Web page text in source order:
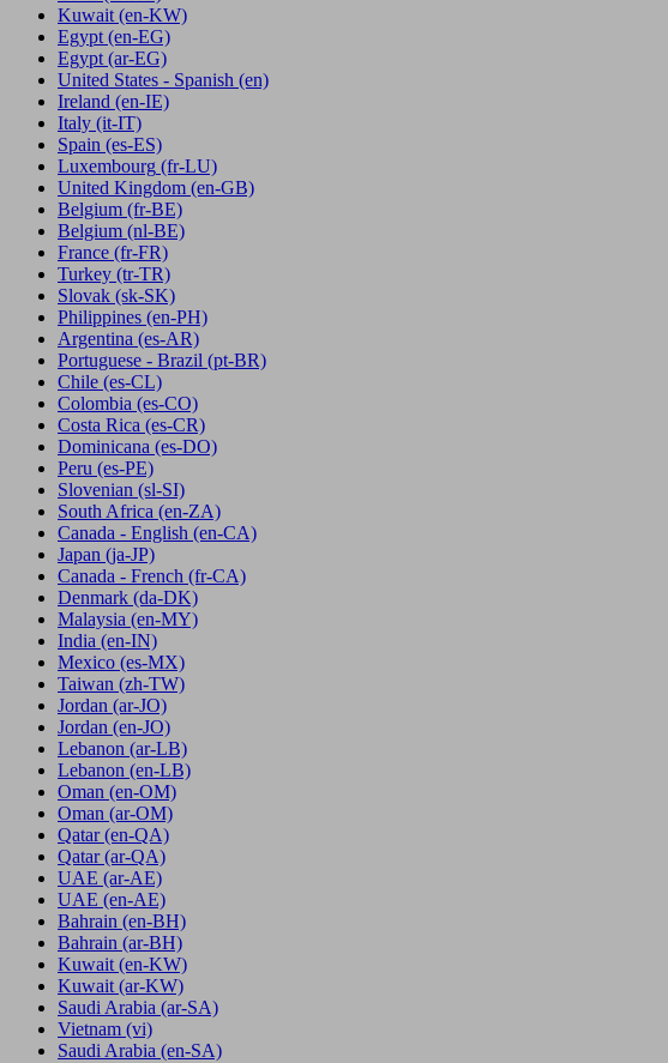
Kuwait (en-KW)
Egypt (en-EG)
Egypt(ar-EG)
United States - Spanish (en)
Ireland (en-IE)
Italy (it-IT)
Spain (es-ES)
Luxembourg (fr-LU)
United Kingdom (en-GB)
Belgium (fr-BE)
Belgium (nl-BE)
France (fr-FR)
Turkey (tr-TR)
Slovak (sk-SK)
Philippines (en-PH)
Argentina (es-AR)
Portuguese - Brazil (pt-BR)
Chile (es-CL)
Colombia (es-CO)
Costa Rica (es-CR)
Dominicana (es-DO)
Peru (es-PE)
Slovenian (sl-SI)
South Africa (en-ZA)
Canada - English (en-CA)
Japan (ja-JP)
Canada - French (fr-CA)
Denmark (da-DK)
Malaysia (en-MY)
India (en-IN)
Mexico (es-MX)
Taiwan (zh-TW)
Jordan (ar-JO)
Jordan (en-JO)
Lebanon (ar-LB)
Lebanon (en-LB)
Oman (en-OM)
Oman (ar-OM)
Qatar (en-QA)
Qatar (ar-QA)
UAE (ar-AE)
UAE (en-AE)
Bahrain (en-BH)
Bahrain (ar-BH)
Kuwait (en-KW)
Kuwait (ar-KW)
Saudi Arabia (ar-SA)
Vietnam (vi)
Saudi Arabia (en-SA)